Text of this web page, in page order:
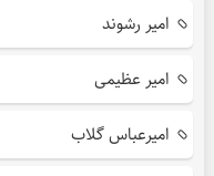
امیر رشوند
امیر عظیمی
امیرعباس گلاب